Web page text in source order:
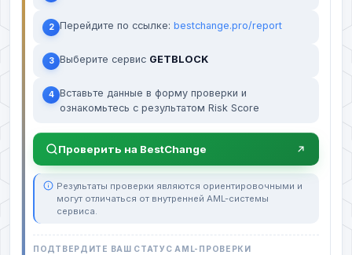
2 Перейдите по ссылке: bestchange.pro/report
3 Выберите сервис GETBLOCK
4 Вставьте данные в форму проверки и
ознакомьтесь с результатом Risk Score
Проверить на BestChange
Результаты проверки являются ориентировочными и
могут отличаться от внутренней AML-системы
сервиса.
ПОДТВЕРДИТЕ ВАШ СТАТУС AML-ПРОВЕРКИ